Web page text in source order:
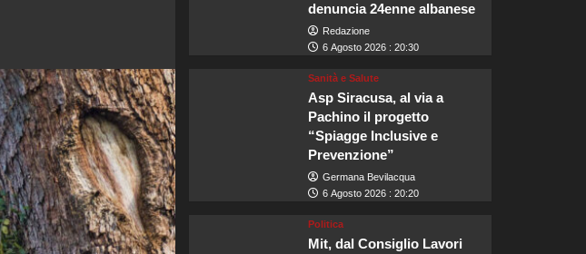
denuncia 24enne albanese
Redazione
6 Agosto 2026 : 20:30
Sanità e Salute
Asp Siracusa, al via a
Pachino il progetto
“Spiagge Inclusive e
Prevenzione”
Germana Bevilacqua
6 Agosto 2026 : 20:20
Politica
Mit, dal Consiglio Lavori